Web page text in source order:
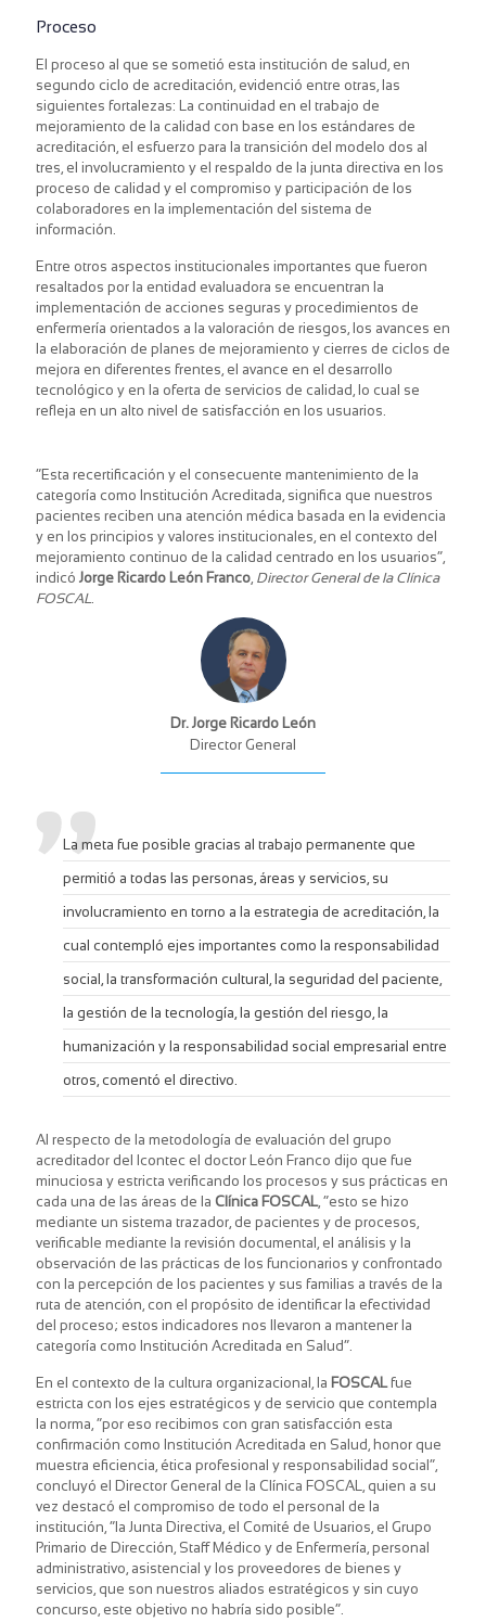
Proceso
El proceso al que se sometió esta institución de salud, en
segundo ciclo de acreditación, evidenció entre otras, las
siguientes fortalezas: La continuidad en el trabajo de
mejoramiento de la calidad con base en los estándares de
acreditación, el esfuerzo para la transición del modelo dos al
tres, el involucramiento y el respaldo de la junta directiva en los
proceso de calidad y el compromiso y participación de los
colaboradores en la implementación del sistema de
información.
Entre otros aspectos institucionales importantes que fueron
resaltados por la entidad evaluadora se encuentran la
implementación de acciones seguras y procedimientos de
enfermería orientados a la valoración de riesgos, los avances en
la elaboración de planes de mejoramiento y cierres de ciclos de
mejora en diferentes frentes, el avance en el desarrollo
tecnológico y en la oferta de servicios de calidad, lo cual se
refleja en un alto nivel de satisfacción en los usuarios.
“Esta recertificación y el consecuente mantenimiento de la
categoría como Institución Acreditada, significa que nuestros
pacientes reciben una atención médica basada en la evidencia
y en los principios y valores institucionales, en el contexto del
mejoramiento continuo de la calidad centrado en los usuarios”,
indicó Jorge Ricardo León Franco, Director General de la Clínica
FOSCAL.
Dr. Jorge Ricardo León
Director General
La meta fue posible gracias al trabajo permanente que
permitió a todas las personas, áreas y servicios, su
involucramiento en torno a la estrategia de acreditación, la
cual contempló ejes importantes como la responsabilidad
social, la transformación cultural, la seguridad del paciente,
la gestión de la tecnología, la gestión del riesgo, la
humanización y la responsabilidad social empresarial entre
otros, comentó el directivo.
Al respecto de la metodología de evaluación del grupo
acreditador del Icontec el doctor León Franco dijo que fue
minuciosa y estricta verificando los procesos y sus prácticas en
cada una de las áreas de la Clínica FOSCAL, “esto se hizo
mediante un sistema trazador, de pacientes y de procesos,
verificable mediante la revisión documental, el análisis y la
observación de las prácticas de los funcionarios y confrontado
con la percepción de los pacientes y sus familias a través de la
ruta de atención, con el propósito de identificar la efectividad
del proceso; estos indicadores nos llevaron a mantener la
categoría como Institución Acreditada en Salud”.
En el contexto de la cultura organizacional, la FOSCALfue
estricta con los ejes estratégicos y de servicio que contempla
la norma, “por eso recibimos con gran satisfacción esta
confirmación como Institución Acreditada en Salud, honor que
muestra eficiencia, ética profesional y responsabilidad social”,
concluyó el Director General de la Clínica FOSCAL, quien a su
vez destacó el compromiso de todo el personal de la
institución, “la Junta Directiva, el Comité de Usuarios, el Grupo
Primario de Dirección, Staff Médico y de Enfermería, personal
administrativo, asistencial y los proveedores de bienes y
servicios, que son nuestros aliados estratégicos y sin cuyo
concurso, este objetivo no habría sido posible”.